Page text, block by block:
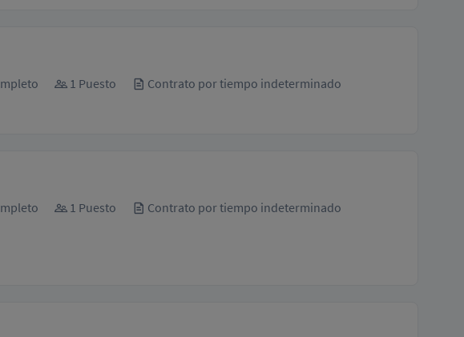
1 Puesto Contrato por tiempo indeterminado
1 Puesto
Contrato por tiempo indeterminado